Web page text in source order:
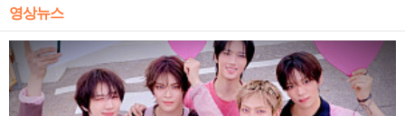
영상뉴스